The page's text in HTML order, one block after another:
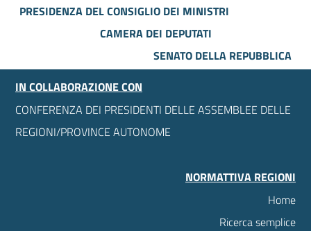
PRESIDENZA DEL CONSIGLIO DEI MINISTRI
CAMERA DEI DEPUTATI
SENATO DELLA REPUBBLICA
IN COLLABORAZIONE CON
CONFERENZA DEI PRESIDENTI DELLE ASSEMBLEE DELLE
REGIONI/PROVINCE AUTONOME
NORMATTIVA REGIONI
Home
Ricerca semplice